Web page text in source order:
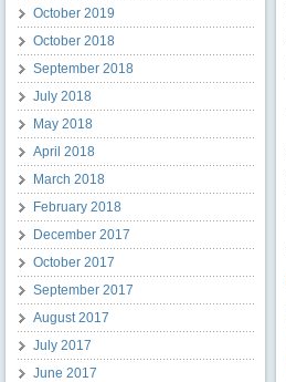
October 2019
October 2018
September 2018
July 2018
May 2018
April 2018
March 2018
February 2018
December 2017
October 2017
September 2017
August 2017
July 2017
June 2017